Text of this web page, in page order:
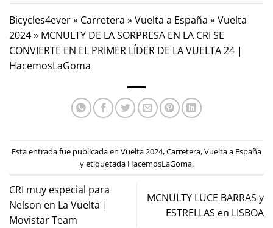
Bicycles4ever» Carretera »Vuelta a España »Vuelta
2024» MCNULTY DE LA SORPRESA EN LA CRI SE
CONVIERTE EN EL PRIMER LÍDER DE LA VUELTA 24 |
HacemosLaGoma
Esta entrada fue publicada en Vuelta 2024,Carretera,Vuelta a España
y etiquetada HacemosLaGoma.
CRI muy especial para
Nelson en La Vuelta |
Movistar Team
MCNULTY LUCE BARRAS y
ESTRELLAS en LISBOA